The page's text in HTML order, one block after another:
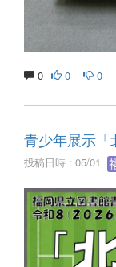
0 0 0
青少年展示「
投稿日時 : 05/01